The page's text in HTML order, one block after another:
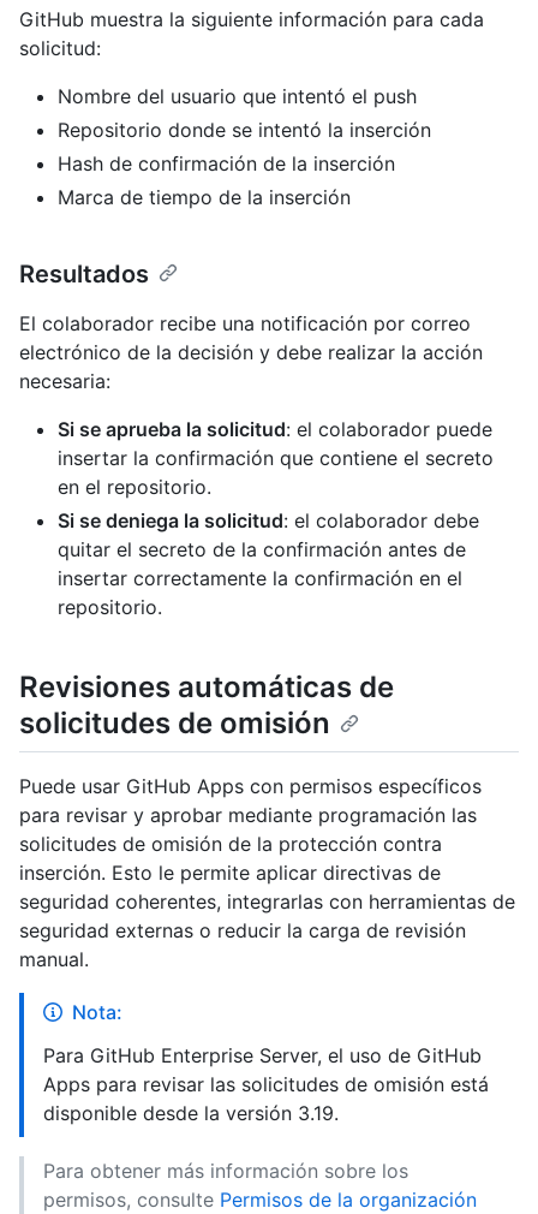
GitHub muestra la siguiente información para cada
solicitud:
Nombre del usuario que intentó el push
Repositorio donde se intentó la inserción
Hash de confirmación de la inserción
Marca de tiempo de la inserción
Resultados
El colaborador recibe una notificación por correo
electrónico de la decisión y debe realizar la acción
necesaria:
Si se aprueba la solicitud: el colaborador puede
insertar la confirmación que contiene el secreto
en el repositorio.
Si se deniega la solicitud: el colaborador debe
quitar el secreto de la confirmación antes de
insertar correctamente la confirmación en el
repositorio.
Revisiones automáticas de
solicitudes de omisión
Puede usar GitHub Apps con permisos específicos
para revisar y aprobar mediante programación las
solicitudes de omisión de la protección contra
inserción. Esto le permite aplicar directivas de
seguridad coherentes, integrarlas con herramientas de
seguridad externas o reducir la carga de revisión
manual.
Nota:
Para GitHub Enterprise Server, el uso de GitHub
Apps para revisar las solicitudes de omisión está
disponible desde la versión 3.19.
Para obtener más información sobre los
permisos, consulte Permisos de la organización